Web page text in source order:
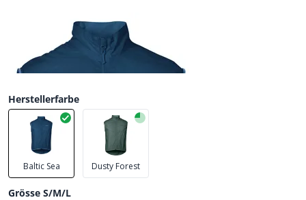
Herstellerfarbe
Baltic Sea Dusty Forest
Grösse S/M/L